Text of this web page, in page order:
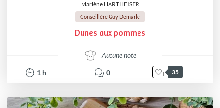
Marlène HARTHEISER
Conseillère Guy Demarle
Dunes aux pommes
Aucune note
1 h 0 35